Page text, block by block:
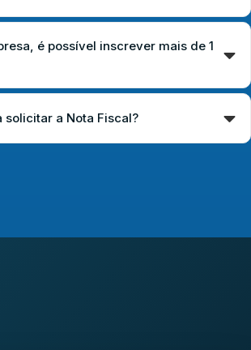
é possível inscrever mais de 1
solicitar a Nota Fiscal?